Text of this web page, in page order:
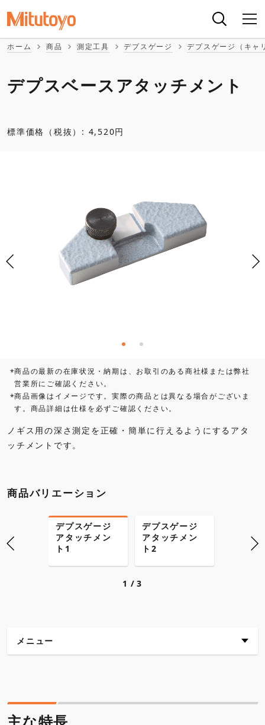
ホーム 商品 測定工具 デプスゲージ デプスゲージ（キャ
デプスベースアタッチメント
標準価格（税抜）: 4,520円
*商品の最新の在庫状況・納期は、お取引のある商社様または弊社
営業所にご確認ください。
*商品画像はイメージです。実際の商品とは異なる場合がございま
す。商品詳細は仕様を必ずご確認ください。
ノギス用の深さ測定を正確・簡単に行えるようにするアタ
ッチメントです。
商品バリエーション
デプスゲージ
アタッチメン
ト1
デプスゲージ
アタッチメン
ト2
アタッ
1 3
メニュー
仕様